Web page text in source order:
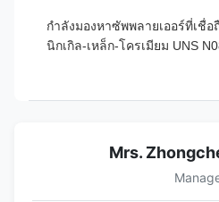
กำลังมองหาซัพพลายเออร์ที่เชื่
นิกเกิล-เหล็ก-โครเมียม UNS
Mrs.